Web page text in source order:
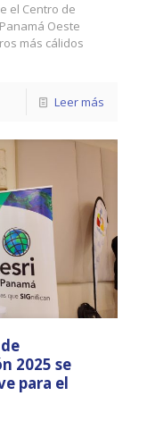
el Centro de
Oeste
más cálidos
Leer más
2025 se
para el